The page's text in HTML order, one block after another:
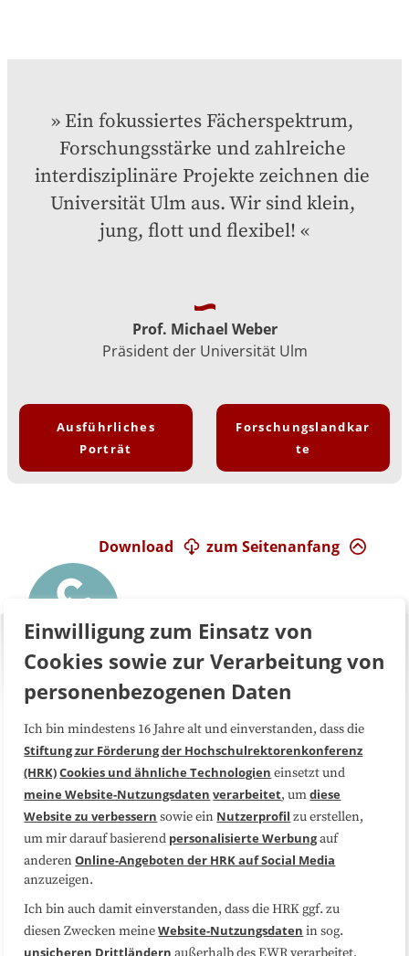
Ein fokussiertes Fächerspektrum,
Forschungsstärke und zahlreiche
interdisziplinäre Projekte zeichnen die
Universität Ulm aus. Wir sind klein,
jung, flott und flexibel!
Prof. Michael Weber
Präsident der Universität Ulm
Ausführliches
Porträt
Forschungslandkar
te
zum Seitenanfang
Download
Über uns FAQ
Medienarbeit Kooperationen
Datenschutzerklärung Impressum
Sitemap
Folgen Sie uns
Einwilligung zum Einsatz von
Cookies sowie zur Verarbeitung von
personenbezogenen Daten
Ich bin mindestens 16 Jahre alt und einverstanden, dass die
Stiftung zur Förderung der Hochschulrektorenkonferenz
(HRK)Cookies und ähnliche Technologien einsetzt und
meine Website-Nutzungsdaten verarbeitet, umdiese
Website zu verbessern sowie ein Nutzerprofil zu erstellen,
um mir darauf basierend personalisierte Werbungauf
anderenOnline-Angeboten der HRK auf Social Media
anzuzeigen.
Ich bin auch damit einverstanden, dass die HRK ggf. zu
diesen Zwecken meineWebsite-Nutzungsdaten in sog.
unsicheren Drittländern